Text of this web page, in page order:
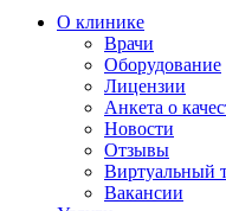
О клинике
Врачи
Оборудование
Лицензии
Анкета о
Новости
Отзывы
Виртуальный
Вакансии